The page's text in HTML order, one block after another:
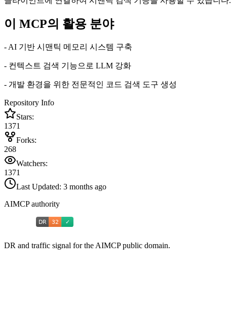
이 MCP의 활용 분야
- AI 기반 시맨틱 메모리 시스템 구축
- 컨텍스트 검색 기능으로 LLM 강화
- 개발 환경을 위한 전문적인 코드 검색 도구 생성
Repository Info
Stars:
1371
Forks:
268
Watchers:
1371
Last Updated: 3 months ago
AIMCP authority
DR and traffic signal for the AIMCP public domain.